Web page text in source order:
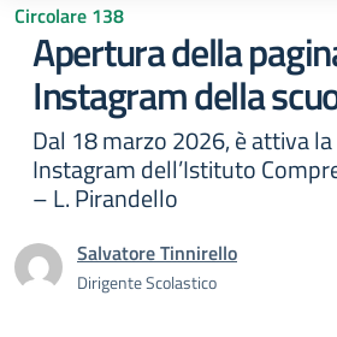
Circolare 138
Apertura della
Instagram della
Dal 18 marzo 2026, è attiva
Instagram dell’Istituto
– L. Pirandello
Salvatore Tinnirello
Dirigente Scolastico